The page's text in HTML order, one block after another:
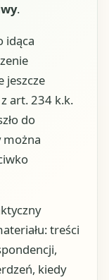
.
idąca
jeszcze
art. 234 k.k.
do
można
treści
kiedy